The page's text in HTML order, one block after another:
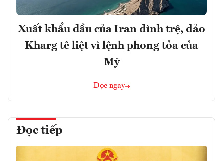
Xuất khẩu dầu của Iran đình trệ, đảo
Kharg tê liệt vì lệnh phong tỏa của
Mỹ
Đọc ngay
Đọc tiếp